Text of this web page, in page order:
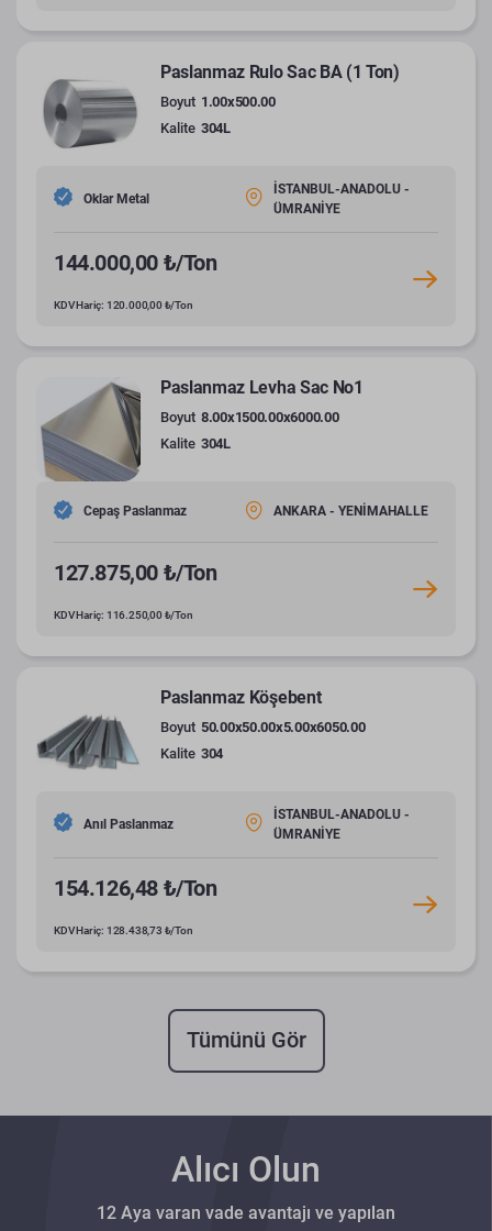
Paslanmaz Rulo Sac BA (1 Ton)
Boyut 1.00x500.00
Kalite 304L
Oklar Metal
İSTANBUL-ANADOLU -
ÜMRANİYE
144.000,00 ₺/Ton
KDV Hariç: 120.000,00 ₺/Ton
Paslanmaz Levha Sac No1
Boyut 8.00x1500.00x6000.00
Kalite 304L
Cepaş Paslanmaz ANKARA - YENİMAHALLE
127.875,00 ₺/Ton
KDV Hariç: 116.250,00 ₺/Ton
Paslanmaz Köşebent
Boyut 50.00x50.00x5.00x6050.00
Kalite 304
Anıl Paslanmaz
İSTANBUL-ANADOLU -
ÜMRANİYE
154.126,48 ₺/Ton
KDV Hariç: 128.438,73 ₺/Ton
Tümünü Gör
Alıcı Olun
12 Aya varan vade avantajı ve yapılan